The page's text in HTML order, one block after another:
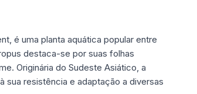
é uma planta aquática popular entre
destaca-se por suas folhas
Originária do Sudeste Asiático, a
sua resistência e adaptação a diversas